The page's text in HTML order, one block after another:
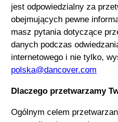
jest odpowiedzialny za
obejmujących pewne
masz pytania dotyczące
danych podczas
internetowego i nie tylko,
polska@dancover.com
Dlaczego przetwarzamy
Ogólnym celem